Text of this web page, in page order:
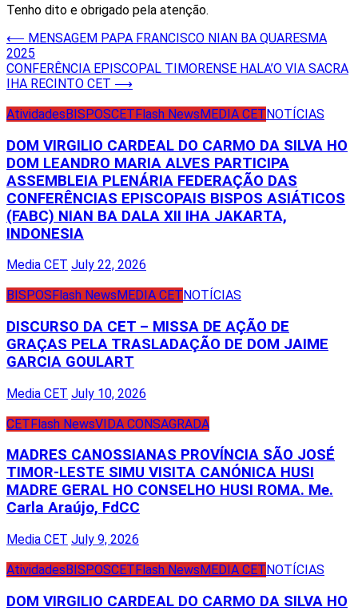
Tenho dito e obrigado pela atenção.
Post
navigation
⟵ MENSAGEM PAPA FRANCISCO NIAN BA QUARESMA
2025
CONFERÊNCIA EPISCOPAL TIMORENSE HALA’O VIA SACRA
IHA RECINTO CET ⟶
AtividadesBISPOSCETFlash NewsMEDIA CETNOTÍCIAS
DOM VIRGILIO CARDEAL DO CARMO DA SILVA HO
DOM LEANDRO MARIA ALVES PARTICIPA
ASSEMBLEIA PLENÁRIA FEDERAÇÃO DAS
CONFERÊNCIAS EPISCOPAIS BISPOS ASIÁTICOS
(FABC) NIAN BA DALA XII IHA JAKARTA,
INDONESIA
Media CET July 22, 2026
BISPOS Flash News MEDIA CET NOTÍCIAS
DISCURSO DA CET – MISSA DE AÇÃO DE
GRAÇAS PELA TRASLADAÇÃO DE DOM JAIME
GARCIA GOULART
Media CET July 10, 2026
CETFlash NewsVIDA CONSAGRADA
MADRES CANOSSIANAS PROVÍNCIA SÃO JOSÉ
TIMOR-LESTE SIMU VISITA CANÓNICA HUSI
MADRE GERAL HO CONSELHO HUSI ROMA. Me.
Carla Araújo, FdCC
Media CET July 9, 2026
AtividadesBISPOSCETFlash NewsMEDIA CETNOTÍCIAS
DOM VIRGILIO CARDEAL DO CARMO DA SILVA HO